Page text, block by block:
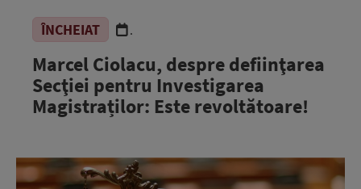
ÎNCHEIAT .
Marcel Ciolacu, despre defiinţarea
Secţiei pentru Investigarea
Magistraților: Este revoltătoare!